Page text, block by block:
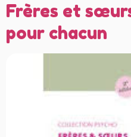
Frères et
pour chacun